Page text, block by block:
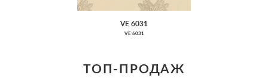
VE 6031
VE 6031
ТОП-ПРОДАЖ